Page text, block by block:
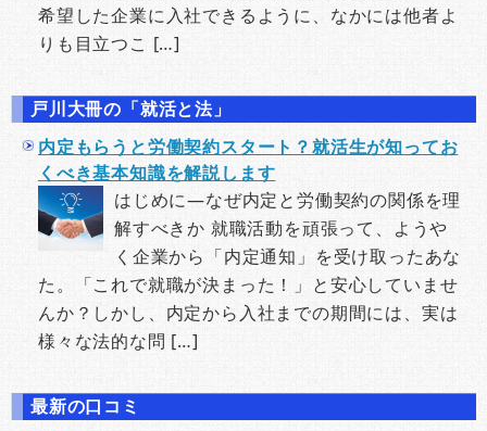
希望した企業に入社できるように、なかには他者よ
りも目立つこ […]
戸川大冊の「就活と法」
内定もらうと労働契約スタート？就活生が知ってお
くべき基本知識を解説します
はじめに―なぜ内定と労働契約の関係を理
解すべきか 就職活動を頑張って、ようや
く企業から「内定通知」を受け取ったあな
た。「これで就職が決まった！」と安心していませ
んか？しかし、内定から入社までの期間には、実は
様々な法的な問 […]
最新の口コミ